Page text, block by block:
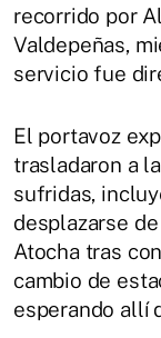
recorrido por
Valdepeñas,
servicio fue
El portavoz
trasladaron a
sufridas,
desplazarse
Atocha tras
cambio de
esperando allí